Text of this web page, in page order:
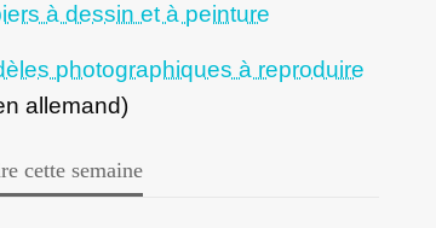
à dessin et à peinture
photographiques à reproduire
allemand)
cette semaine